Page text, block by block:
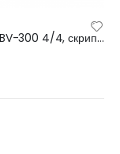
BRAHNER BV-300 4/4, скрипка